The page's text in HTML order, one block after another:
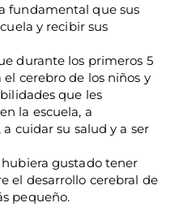
fundamental que sus
y recibir sus
durante los primeros 5
cerebro de los niños y
que les
la escuela, a
cuidar su salud y a ser
gustado tener
el desarrollo cerebral de
pequeño.